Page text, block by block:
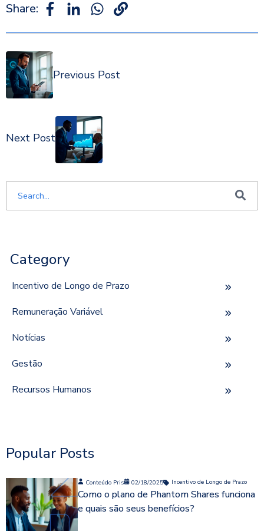
Share:
Previous Post
Next Post
Este é um campo de pesquisa com recurso de sugestão automática
Category
Incentivo de Longo de Prazo
Remuneração Variável
Notícias
Gestão
Recursos Humanos
Popular Posts
Conteúdo Pris 02/18/2025 Incentivo de Longo de Prazo
Como o plano de Phantom Shares funciona
e quais são seus benefícios?